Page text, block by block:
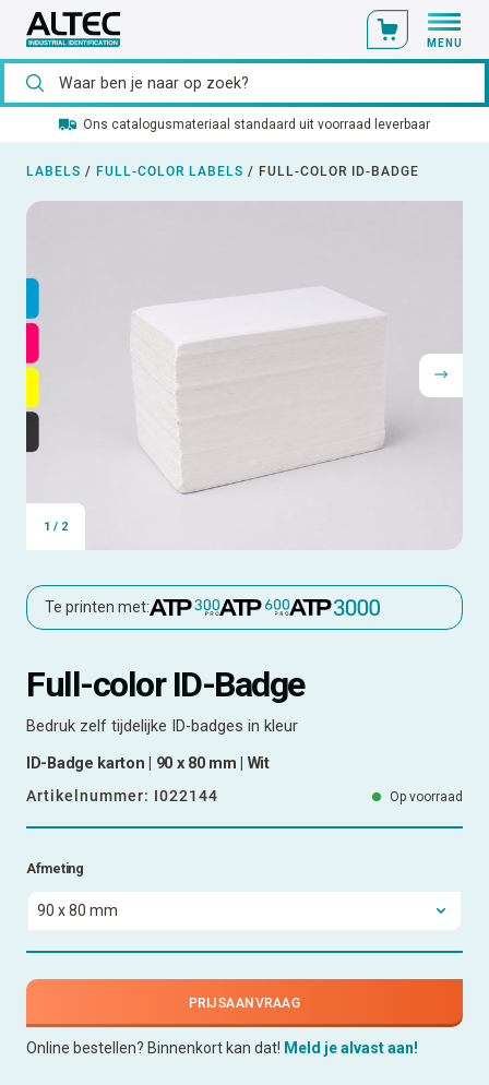
MENU
Ons catalogusmateriaal standaard uit voorraad leverbaar
LABELS / FULL-COLOR LABELS / FULL-COLOR ID-BADGE
1 / 2
Te printen met:
Full-color ID-Badge
Bedruk zelf tijdelijke ID-badges in kleur
ID-Badge karton | 90 x 80 mm | Wit
Artikelnummer: I022144 Op voorraad
Afmeting
PRIJSAANVRAAG
Online bestellen? Binnenkort kan dat! Meld je alvast aan!